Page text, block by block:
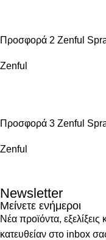
Προσφορά 2 Zenful
Zenful
Προσφορά 3 Zenful
Zenful
Newsletter
Μείνετε ενήμεροι
Νέα προϊόντα,
κατευθείαν στο inbox